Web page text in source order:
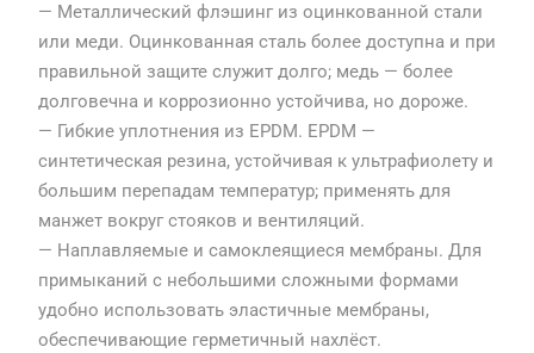
— Металлический флэшинг из оцинкованной стали
или меди. Оцинкованная сталь более доступна и при
правильной защите служит долго; медь — более
долговечна и коррозионно устойчива, но дороже.
— Гибкие уплотнения из EPDM. EPDM —
синтетическая резина, устойчивая к ультрафиолету и
большим перепадам температур; применять для
манжет вокруг стояков и вентиляций.
— Наплавляемые и самоклеящиеся мембраны. Для
примыканий с небольшими сложными формами
удобно использовать эластичные мембраны,
обеспечивающие герметичный нахлёст.